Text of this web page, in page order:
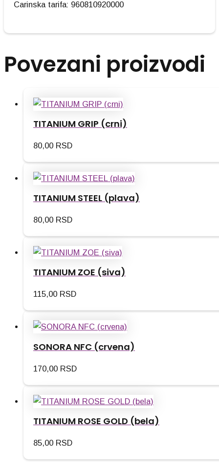
Carinska tarifa: 960810920000
Povezani proizvodi
TITANIUM GRIP (crni)
80,00 RSD
TITANIUM STEEL (plava)
80,00 RSD
TITANIUM ZOE (siva)
115,00 RSD
SONORA NFC (crvena)
170,00 RSD
TITANIUM ROSE GOLD (bela)
85,00 RSD